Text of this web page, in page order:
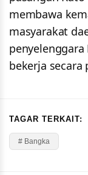
membawa
masyarakat
penyelenggara
bekerja secara
TAGAR TERKAIT:
# Bangka